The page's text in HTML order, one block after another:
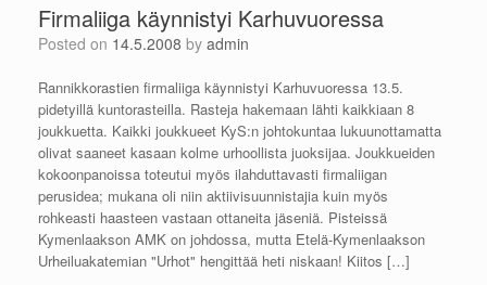
Firmaliiga käynnistyi Karhuvuoressa
Posted on 14.5.2008 by admin
Rannikkorastien firmaliiga käynnistyi Karhuvuoressa 13.5.
pidetyillä kuntorasteilla. Rasteja hakemaan lähti kaikkiaan 8
joukkuetta. Kaikki joukkueet KyS:n johtokuntaa lukuunottamatta
olivat saaneet kasaan kolme urhoollista juoksijaa. Joukkueiden
kokoonpanoissa toteutui myös ilahduttavasti firmaliigan
perusidea; mukana oli niin aktiivisuunnistajia kuin myös
rohkeasti haasteen vastaan ottaneita jäseniä. Pisteissä
Kymenlaakson AMK on johdossa, mutta Etelä-Kymenlaakson
Urheiluakatemian "Urhot" hengittää heti niskaan! Kiitos […]